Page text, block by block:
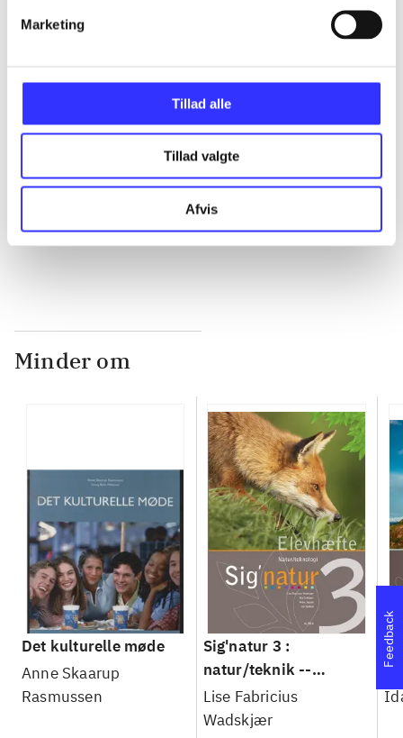
Marketing
Tillad alle
Tillad valgte
Afvis
Minder om
Det kulturelle møde
Anne Skaarup
Rasmussen
Sig'natur 3 :
natur/teknik --
Elevhæfte
Lise Fabricius
Wadskjær
Feedback